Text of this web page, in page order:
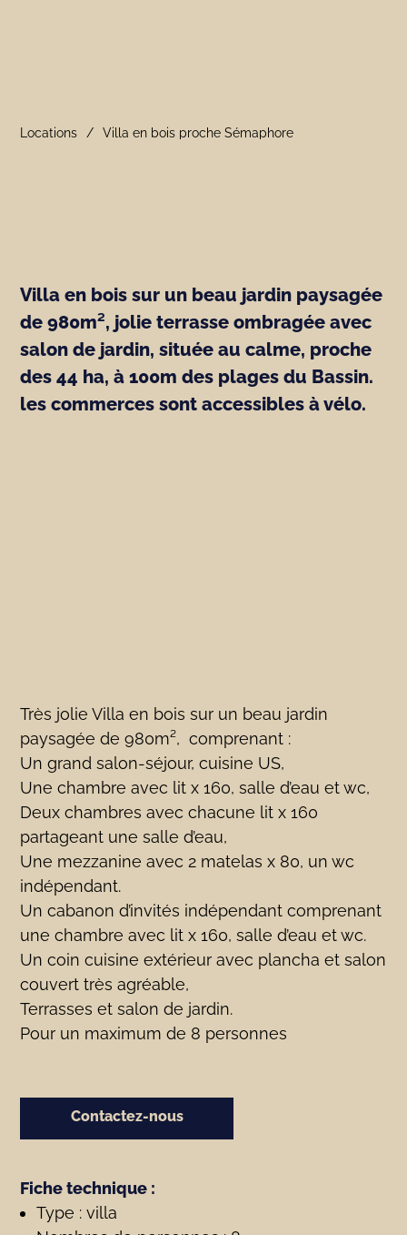
Locations Villa en bois proche Sémaphore
Villa en bois sur un beau jardin paysagée
de 980m², jolie terrasse ombragée avec
salon de jardin, située au calme, proche
des 44 ha, à 100m des plages du Bassin.
les commerces sont accessibles à vélo.
Très jolie Villa en bois sur un beau jardin
paysagée de 980m², comprenant :
Un grand salon-séjour, cuisine US,
Une chambre avec lit x 160, salle d’eau et wc,
Deux chambres avec chacune lit x 160
partageant une salle d’eau,
Une mezzanine avec 2 matelas x 80, un wc
indépendant.
Un cabanon d’invités indépendant comprenant
une chambre avec lit x 160, salle d’eau et wc.
Un coin cuisine extérieur avec plancha et salon
couvert très agréable,
Terrasses et salon de jardin.
Pour un maximum de 8 personnes
Contactez-nous
Fiche technique :
Type : villa